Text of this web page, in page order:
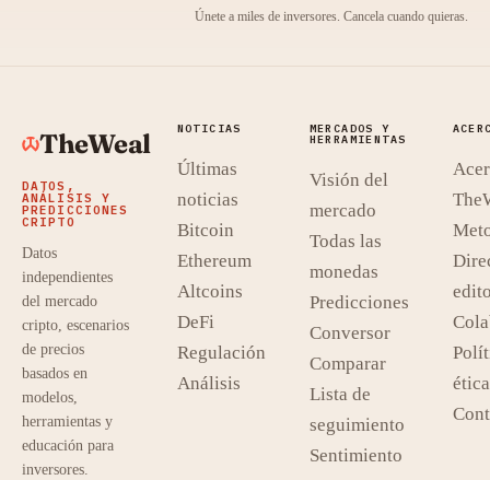
Únete a miles de inversores. Cancela cuando quieras.
TheWeal
DATOS,
ANÁLISIS Y
PREDICCIONES
CRIPTO
Datos
independientes
del mercado
cripto, escenarios
de precios
basados en
modelos,
herramientas y
educación para
inversores.
NOTICIAS
Últimas
noticias
Bitcoin
Ethereum
Altcoins
DeFi
Regulación
Análisis
MERCADOS Y
HERRAMIENTAS
Visión del
mercado
Todas las
monedas
Predicciones
Conversor
Comparar
Lista de
seguimiento
Sentimiento
ética